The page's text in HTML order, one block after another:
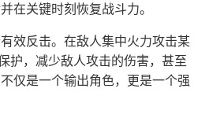
在关键时刻恢复战斗力。
效反击。在敌人集中火力攻击某
护，减少敌人攻击的伤害，甚至
仅是一个输出角色，更是一个强